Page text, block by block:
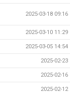
2025-03-18 09:16
2025-03-10 11:29
2025-03-05 14:54
2025-02-23
2025-02-16
2025-02-12